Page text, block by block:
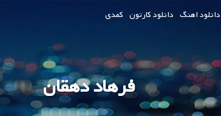
دانلود اهنگ دانلود کارتون کمدی
فرهاد دهقان